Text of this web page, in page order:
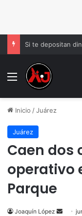
Menu
Inicio /Juárez
Juárez
Caen dos
operativo
Parque
Joaquín López
Send